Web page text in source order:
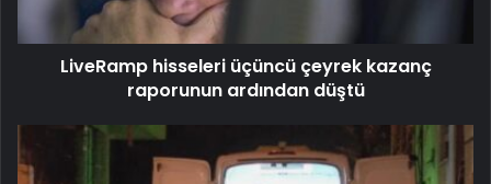
LiveRamp hisseleri üçüncü çeyrek kazanç
raporunun ardından düştü